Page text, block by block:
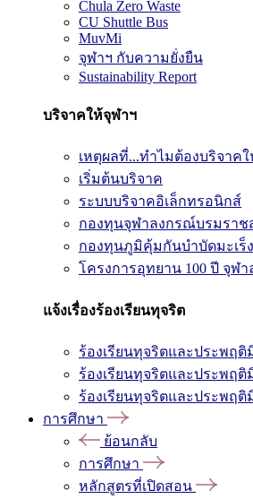
Chula Zero Waste
CU Shuttle Bus
MuvMi
จุฬาฯ กับความยั่งยืน
Sustainability Report
บริจาคให้จุฬาฯ
เหตุผลที่...ทำไมต้องบริจาค
เริ่มต้นบริจาค
ระบบบริจาคอิเล็กทรอนิกส์
กองทุนจุฬาลงกรณ์บรมราช
กองทุนภูมิคุ้มกันบำบัดมะเร็
โครงการอุทยาน 100 ปี จุฬ
แจ้งเรื่องร้องเรียนทุจริต
ร้องเรียนทุจริตและประพฤติ
ร้องเรียนทุจริตและประพฤ
ร้องเรียนทุจริตและประพฤ
การศึกษา
ย้อนกลับ
การศึกษา
หลักสูตรที่เปิดสอน